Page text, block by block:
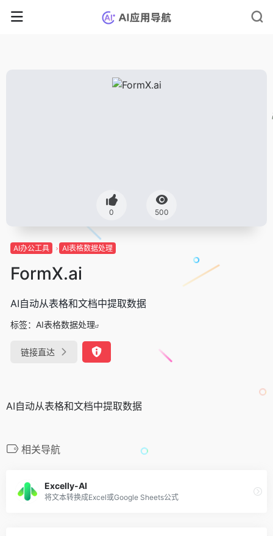
0 500
AI办公工具 AI表格数据处理
FormX.ai
AI自动从表格和文档中提取数据
标签： AI表格数据处理
链接直达
AI自动从表格和文档中提取数据
相关导航
Excelly-AI
将文本转换成Excel或Google Sheets公式